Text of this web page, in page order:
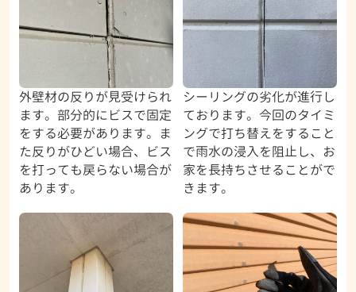
外壁材の反りが見受けられ
ます。部分的にビスで固定
をする必要があります。ま
た反りがひどい場合、ビス
を打っても戻らない場合が
あります。
シーリングの劣化が進行し
ております。今回のタイミ
ングで打ち替えをすること
で雨水の浸入を阻止し、お
家を長持ちさせることがで
きます。